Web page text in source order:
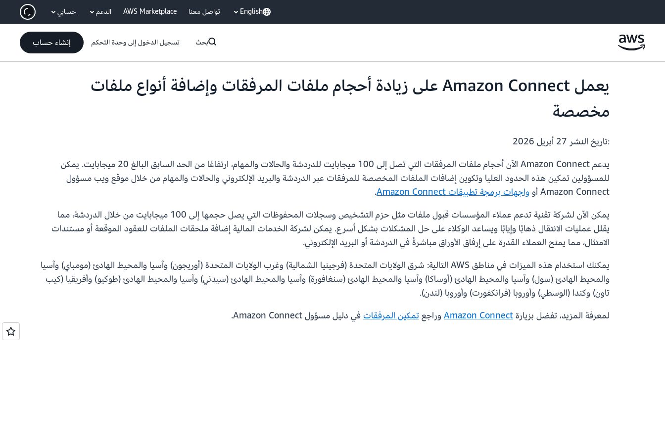
انتقل إلى المحتوى الرئيسي English تواصل معنا AWS Marketplace الدعم حسابي
بحث تسجيل الدخول إلى وحدة التحكم إنشاء حساب
يعمل Amazon Connect على زيادة أحجام ملفات المرفقات وإضافة أنواع ملفات
مخصصة
:تاريخ النشر
يدعم Amazon Connect الآن أحجام ملفات المرفقات التي تصل إلى 100 ميجابايت للدردشة والحالات والمهام، ارتفاعًا من الحد السابق البالغ 20 ميجابايت. يمكن
للمسؤولين تمكين هذه الحدود العليا وتكوين إضافات الملفات المخصصة للمرفقات عبر الدردشة والبريد الإلكتروني والحالات والمهام من خلال موقع ويب مسؤول
Amazon Connect أو
واجهات برمجة تطبيقات Amazon Connect
.
يمكن الآن لشركة تقنية تدعم عملاء المؤسسات قبول ملفات مثل حزم التشخيص وسجلات المحفوظات التي يصل حجمها إلى 100 ميجابايت من خلال الدردشة، مما
يقلل عمليات الانتقال ذهابًا وإيابًا ويساعد الوكلاء على حل المشكلات بشكل أسرع. يمكن لشركة الخدمات المالية إضافة ملحقات الملفات للعقود الموقعة أو مستندات
الامتثال، مما يمنح العملاء القدرة على إرفاق الأوراق مباشرةً في الدردشة أو البريد الإلكتروني.
يمكنك استخدام هذه الميزات في مناطق AWS التالية: شرق الولايات المتحدة (فرجينيا الشمالية) وغرب الولايات المتحدة (أوريجون) وآسيا والمحيط الهادئ (مومباي) وآسيا
والمحيط الهادئ (سول) وآسيا والمحيط الهادئ (أوساكا) وآسيا والمحيط الهادئ (سنغافورة) وآسيا والمحيط الهادئ (سيدني) وآسيا والمحيط الهادئ (طوكيو) وأفريقيا (كيب
تاون) وكندا (الوسطي) وأوروبا (فرانكفورت) وأوروبا (لندن).
لمعرفة المزيد، تفضل بزيارةAmazon Connectوراجعتمكين المرفقاتفي دليل مسؤول Amazon Connect.